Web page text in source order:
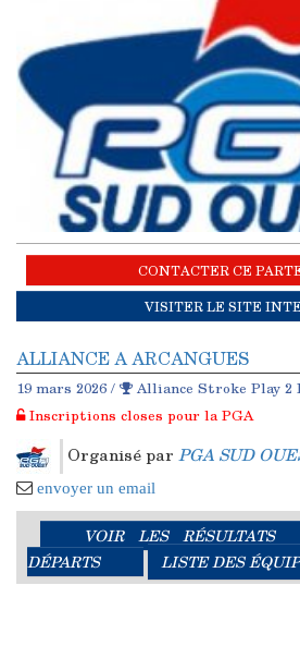
CONTACTER CE
VISITER LE SITE
ALLIANCE A ARCANGUES
19 mars 2026 /
Alliance Stroke Play 2
Inscriptions closes pour la PGA
Organisé par PGA SUD
envoyer un email
VOIR LES RÉSULTATS
DÉPARTS
LISTE DES